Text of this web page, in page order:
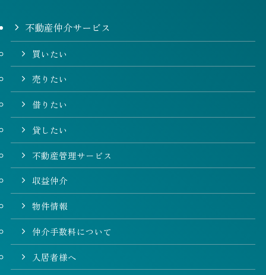
不動産仲介サービス
買いたい
売りたい
借りたい
貸したい
不動産管理サービス
収益仲介
物件情報
仲介手数料について
入居者様へ